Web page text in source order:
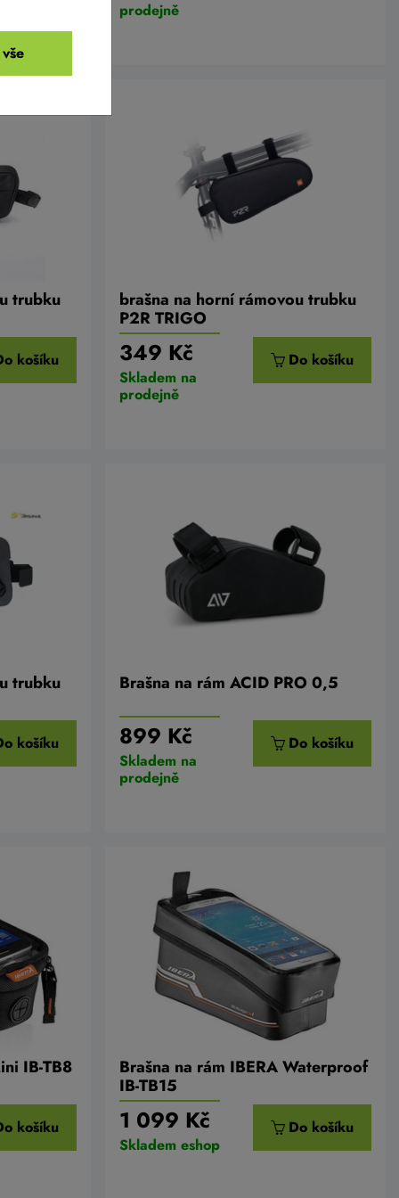
prodejně
trubku
košíku
brašna na horní rámovou trubku
P2R TRIGO
349 Kč
Skladem na
prodejně
Do košíku
trubku
košíku
Brašna na rám ACID PRO 0,5
899 Kč
Skladem na
prodejně
Do košíku
IB-TB8
košíku
Brašna na rám IBERA Waterproof
IB-TB15
1 099 Kč
Skladem eshop
Do košíku